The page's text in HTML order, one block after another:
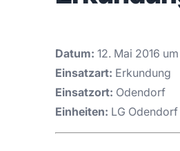
Datum: 12. Mai 2016
Einsatzart: Erkundung
Einsatzort: Odendorf
Einheiten: LG Odendorf